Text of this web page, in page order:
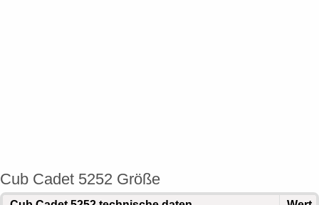
Cub Cadet 5252 Größe